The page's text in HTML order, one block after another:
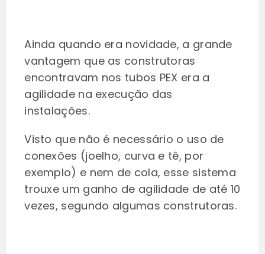
Ainda quando era novidade, a grande
vantagem que as construtoras
encontravam nos tubos PEX era a
agilidade na execução das
instalações.
Visto que não é necessário o uso de
conexões (joelho, curva e tê, por
exemplo) e nem de cola, esse sistema
trouxe um ganho de agilidade de até 10
vezes, segundo algumas construtoras.